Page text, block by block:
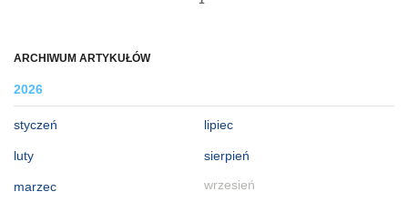
ARCHIWUM ARTYKUŁÓW
2026
styczeń
luty
marzec
lipiec
sierpień
wrzesień